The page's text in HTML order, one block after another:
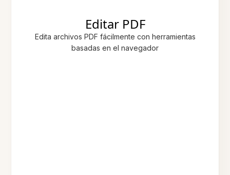
Editar PDF
Edita archivos PDF fácilmente con herramientas
basadas en el navegador